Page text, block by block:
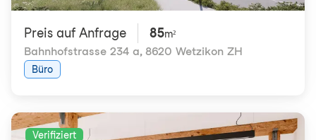
Preis auf Anfrage 85m²
Bahnhofstrasse 234 a, 8620 Wetzikon ZH
Büro
Verifiziert